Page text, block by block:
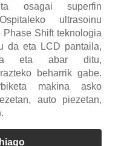
osagai superfin
ultrasoinu
Shift teknologia
da eta LCD pantaila,
eta abar ditu,
beharrik gabe.
makina asko
auto piezetan,